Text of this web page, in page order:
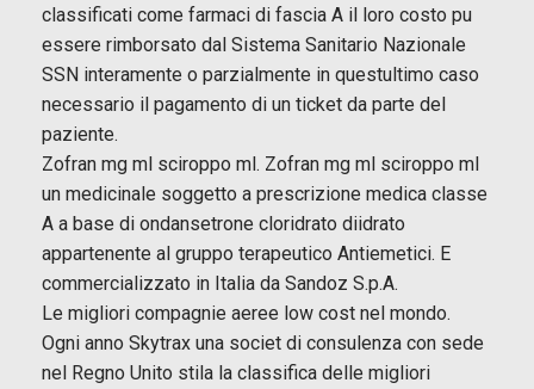
classificati come farmaci di fascia A il loro costo pu
essere rimborsato dal Sistema Sanitario Nazionale
SSN interamente o parzialmente in questultimo caso
necessario il pagamento di un ticket da parte del
paziente.
Zofran mg ml sciroppo ml. Zofran mg ml sciroppo ml
un medicinale soggetto a prescrizione medica classe
A a base di ondansetrone cloridrato diidrato
appartenente al gruppo terapeutico Antiemetici. E
commercializzato in Italia da Sandoz S.p.A.
Le migliori compagnie aeree low cost nel mondo.
Ogni anno Skytrax una societ di consulenza con sede
nel Regno Unito stila la classifica delle migliori